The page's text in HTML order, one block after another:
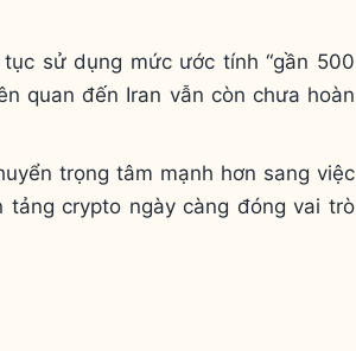
sử dụng mức ước tính “gần 500
quan đến Iran vẫn còn chưa hoàn
trọng tâm mạnh hơn sang việc
crypto ngày càng đóng vai trò